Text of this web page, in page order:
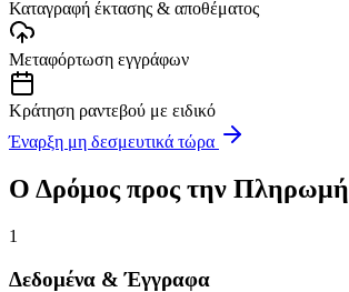
Καταγραφή έκτασης & αποθέματος
Μεταφόρτωση εγγράφων
Κράτηση ραντεβού με ειδικό
Έναρξη μη δεσμευτικά τώρα
Ο Δρόμος προς την Πληρωμή
1
Δεδομένα & Έγγραφα